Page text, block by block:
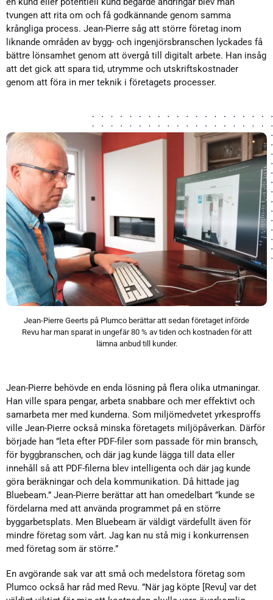
tvungen att rita om och få godkännande genom samma
krångliga process. Jean-Pierre såg att större företag inom
liknande områden av bygg- och ingenjörsbranschen lyckades få
bättre lönsamhet genom att övergå till digitalt arbete. Han insåg
att det gick att spara tid, utrymme och utskriftskostnader
genom att föra in mer teknik i företagets processer.
Jean-Pierre Geerts på Plumco berättar att sedan företaget införde
Revu har man sparat in ungefär 80 % av tiden och kostnaden för att
lämna anbud till kunder.
Jean-Pierre behövde en enda lösning på flera olika utmaningar.
Han ville spara pengar, arbeta snabbare och mer effektivt och
samarbeta mer med kunderna. Som miljömedvetet yrkesproffs
ville Jean-Pierre också minska företagets miljöpåverkan. Därför
började han ”leta efter PDF-filer som passade för min bransch,
för byggbranschen, och där jag kunde lägga till data eller
innehåll så att PDF-filerna blev intelligenta och där jag kunde
göra beräkningar och dela kommunikation. Då hittade jag
Bluebeam.” Jean-Pierre berättar att han omedelbart ”kunde se
fördelarna med att använda programmet på en större
byggarbetsplats. Men Bluebeam är väldigt värdefullt även för
mindre företag som vårt. Jag kan nu stå mig i konkurrensen
med företag som är större.”
En avgörande sak var att små och medelstora företag som
Plumco också har råd med Revu. ”När jag köpte [Revu] var det